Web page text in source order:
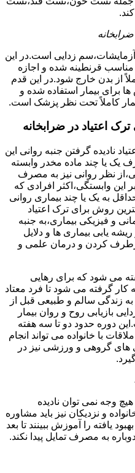
آزمایشات،سم زدایی است.در این
مناسب قرنطینه شده و اجازه
از بدن خارج شود.در این قدم
برای بیمار استفاده شده و
کاملاً تحت نظر پزشک است.
اعتیاد در ضرابخانه
نادیده گرفتن جنبه روانی این
یک یا چند ماده مخدر وابسته
نظر روانی نیز به مصرف
این وابستگی،اکثر افرادی که
به یک یا چند بیماری روانی
روش برای ترک اعتیاد
و فیزیکی بیماری،به جنبه
یابی بیماری ها و دلایل
برطرف کردن و درمان علمی و
می شود که برای رهایی
کار گرفته می شود تا فرد معتاد
زندگی سالم و طبیعی قبل از
بازیابی روح و روان بیمار
دوره حدود دو تا سه هفته
با خانواده می تواند انجام
های گروهی و ورزشی نیز در
وجه نمی توان نادیده
و نزدیکان نیز باید مشاوره
یافته را آموزش ببینند تا بعد
به مصرف تمایل پیدا نکند.